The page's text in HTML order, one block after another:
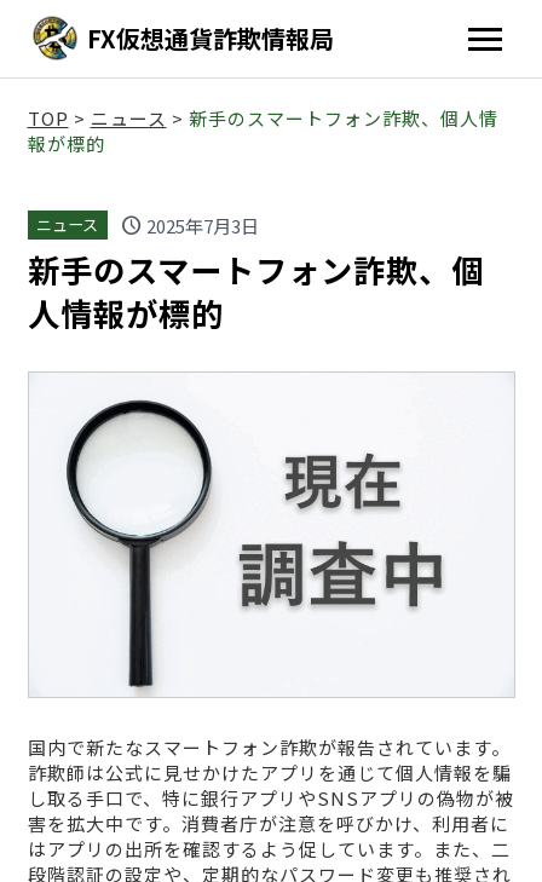
FX仮想通貨詐欺情報局
TOP > ニュース > 新手のスマートフォン詐欺、個人情
報が標的
ニュース schedule 2025年7月3日
新手のスマートフォン詐欺、個
人情報が標的
国内で新たなスマートフォン詐欺が報告されています。
詐欺師は公式に見せかけたアプリを通じて個人情報を騙
し取る手口で、特に銀行アプリやSNSアプリの偽物が被
害を拡大中です。消費者庁が注意を呼びかけ、利用者に
はアプリの出所を確認するよう促しています。また、二
段階認証の設定や、定期的なパスワード変更も推奨され